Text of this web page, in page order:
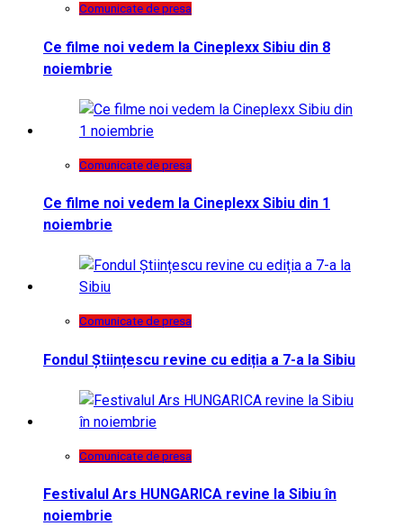
Comunicate de presa
Ce filme noi vedem la Cineplexx Sibiu din 8
noiembrie
Comunicate de presa
Ce filme noi vedem la Cineplexx Sibiu din 1
noiembrie
Comunicate de presa
Fondul Științescu revine cu ediția a 7-a la Sibiu
Comunicate de presa
Festivalul Ars HUNGARICA revine la Sibiu în
noiembrie